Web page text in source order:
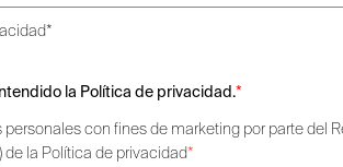
la Política de privacidad.*
con fines de marketing por parte del
de la Política de privacidad*